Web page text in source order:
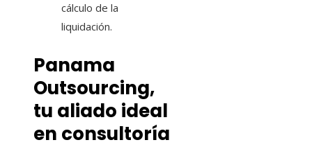
cálculo de la
liquidación.
Panama
Outsourcing,
tu aliado ideal
en consultoría